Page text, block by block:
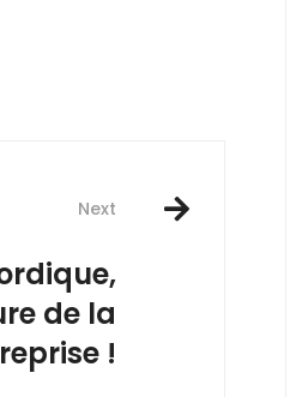
Next
de la
reprise !